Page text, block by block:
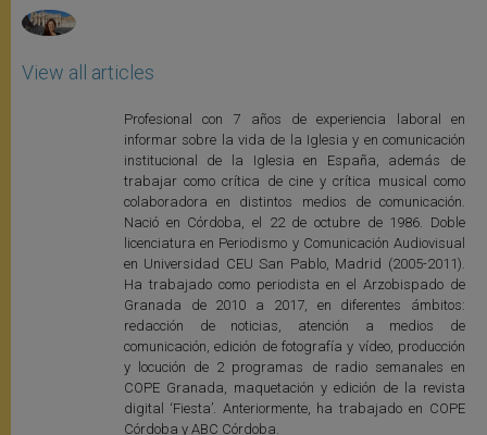
View all articles
Profesional con 7 años de experiencia laboral en
informar sobre la vida de la Iglesia y en comunicación
institucional de la Iglesia en España, además de
trabajar como crítica de cine y crítica musical como
colaboradora en distintos medios de comunicación.
Nació en Córdoba, el 22 de octubre de 1986. Doble
licenciatura en Periodismo y Comunicación Audiovisual
en Universidad CEU San Pablo, Madrid (2005-2011).
Ha trabajado como periodista en el Arzobispado de
Granada de 2010 a 2017, en diferentes ámbitos:
redacción de noticias, atención a medios de
comunicación, edición de fotografía y vídeo, producción
y locución de 2 programas de radio semanales en
COPE Granada, maquetación y edición de la revista
digital ‘Fiesta’. Anteriormente, ha trabajado en COPE
Córdoba y ABC Córdoba.